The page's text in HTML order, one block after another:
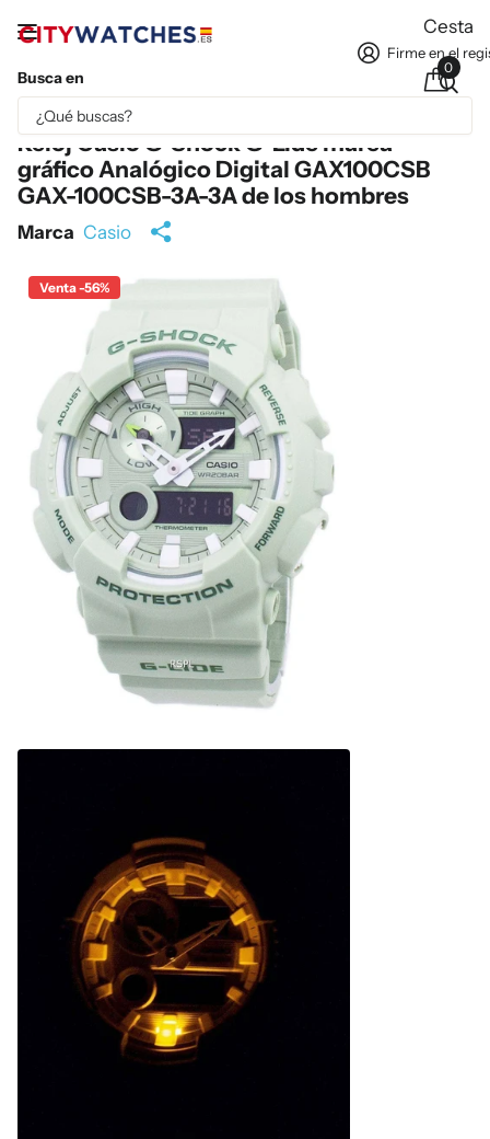
Busca en
Firme en el
Cesta
0
Parte del contenido se ha traducido automáticamente.
Reloj Casio G-Shock G-Lide marea
gráfico Analógico Digital GAX100CSB
GAX-100CSB-3A-3A de los hombres
Marca Casio
Venta -56%